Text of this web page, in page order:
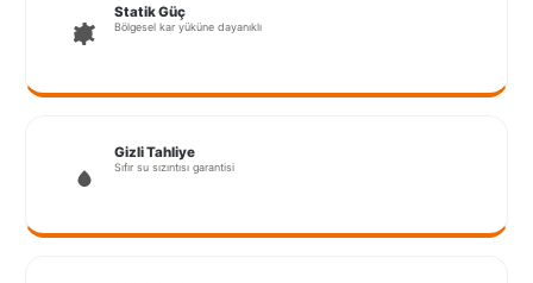
Statik Güç
Bölgesel kar yüküne dayanıklı
Gizli Tahliye
Sıfır su sızıntısı garantisi
Kocaeli
Lubrza
Manisa
Muğla
Muş